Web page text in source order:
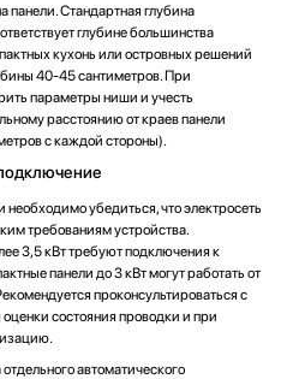
Стандартная глубина
глубине большинства
кухонь или островных решений
40-45 сантиметров. При
параметры ниши и учесть
расстоянию от краев панели
с каждой стороны).
убедиться, что электросеть
требованиям устройства.
3,5 кВт требуют подключения к
панели до 3 кВт могут работать от
проконсультироваться с
состояния проводки и при
автоматического